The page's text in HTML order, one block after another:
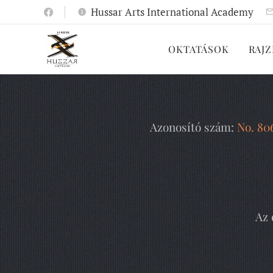
Hussar Arts International Academy
OKTATÁSOK
Azonosító szám: No.
Az